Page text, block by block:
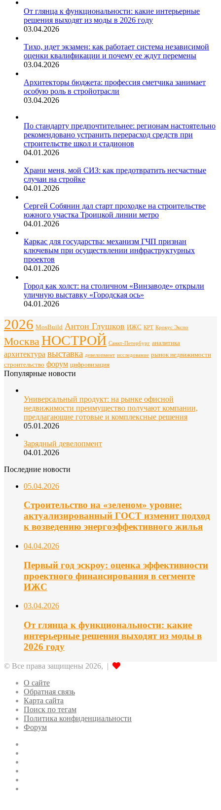
От глянца к функциональности: какие интерьерные
решения выходят из моды в 2026 году
03.04.2026
Тихо, идет экзамен: как работает система независимой
оценки квалификации и почему ее ждут перемены
03.04.2026
Архитекторы бюджета: профессия сметчика занимает
особую роль в стройотрасли
03.04.2026
По стандарту предпочтительнее: регионам настоятельно
рекомендовано устранить перерасход средств при
строительстве школ и стадионов
04.01.2026
Храни меня, мой СИЗ: как предотвратить несчастные
случаи на стройке
04.01.2026
Сергей Собянин дал старт проходке на строительстве
южного участка Троицкой линии метро
04.01.2026
Каркас для государства: механизм ГЧП признан
ключевым при осуществлении инфраструктурных
проектов
04.01.2026
Город как холст: на столичном «Винзаводе» открыли
уличную выставку «Городская ось»
04.01.2026
2026 MosBuild Антон Глушков ИЖС КРТ Крокус Экспо
Москва НОСТРОЙ Санкт-Петербург аналитика
архитектура выставка девелопмент исследование рынок недвижимости
строительство форум цифровизация
Популярные новости
Универсальный продукт: на рынке офисной
недвижимости преимущество получают компании,
предлагающие готовые и комплексные решения
05.01.2026
Зарядный девелопмент
04.01.2026
Последние новости
05.04.2026
Строительство на «зеленом» уровне:
актуализированный ГОСТ изменит подход
к возведению энергоэффективного жилья
04.04.2026
Первый год эскроу: оценка эффективности
проектного финансирования в сегменте
ИЖС
03.04.2026
От глянца к функциональности: какие
интерьерные решения выходят из моды в
2026 году
© Все права защищены 2026, |
О сайте
Обратная связь
Карта сайта
Поиск по тегам
Политика конфиденциальности
Форум